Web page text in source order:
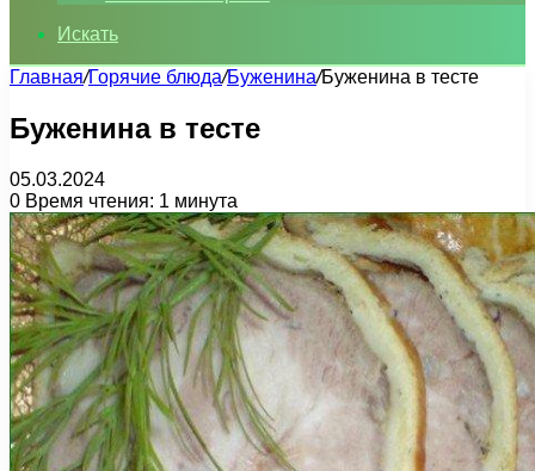
Искать
Главная/Горячие блюда/Буженина/Буженина в тесте
Буженина в тесте
05.03.2024
0 Время чтения: 1 минута